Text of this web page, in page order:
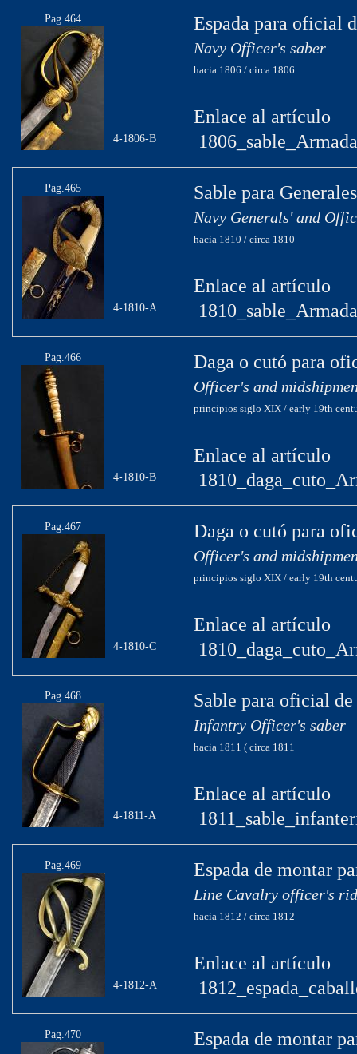
Pag.464
4-1806-B
Espada para oficial
Navy Officer's saber
hacia 1806 / circa 1806
Enlace al artículo
Pag.465
4-1810-A
Sable para
Navy Generals' and
hacia 1810 / circa 1810
Enlace al artículo
Pag.466
4-1810-B
Daga o cutó para
Officer's and
principios siglo XIX / early 19th
Enlace al artículo
Pag.467
4-1810-C
Daga o cutó para
Officer's and
principios siglo XIX / early 19th
Enlace al artículo
Pag.468
4-1811-A
Sable para oficial
Infantry Officer's saber
hacia 1811 ( circa 1811
Enlace al artículo
Pag.469
4-1812-A
Espada de montar
Line Cavalry officer's
hacia 1812 / circa 1812
Enlace al artículo
Pag.470 Espada de montar